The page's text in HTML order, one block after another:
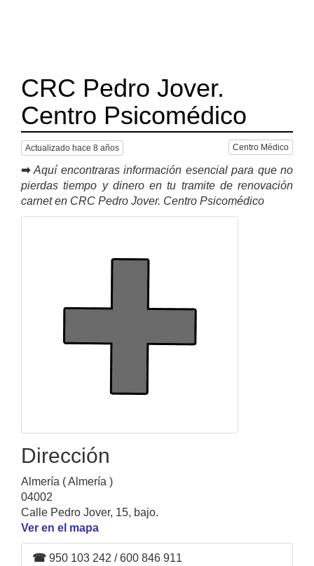
CRC Pedro Jover.
Centro Psicomédico
Actualizado hace 8 años Centro Médico
➡ Aquí encontraras información esencial para que no
pierdas tiempo y dinero en tu tramite de renovación
carnet en CRC Pedro Jover. Centro Psicomédico
Dirección
Almería ( Almería )
04002
Calle Pedro Jover, 15, bajo.
Ver en el mapa
☎ 950 103 242 / 600 846 911